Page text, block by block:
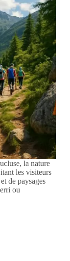
la nature
les visiteurs
de paysages
ou